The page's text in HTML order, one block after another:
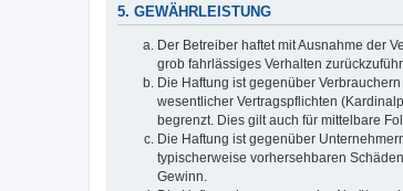
5. GEWÄHRLEISTUNG
Der Betreiber haftet mit Ausnahme der
grob fahrlässiges Verhalten
Die Haftung ist gegenüber
wesentlicher Vertragspflichten
begrenzt. Dies gilt auch für mittelbare
Die Haftung ist gegenüber
typischerweise vorhersehbaren
Gewinn.